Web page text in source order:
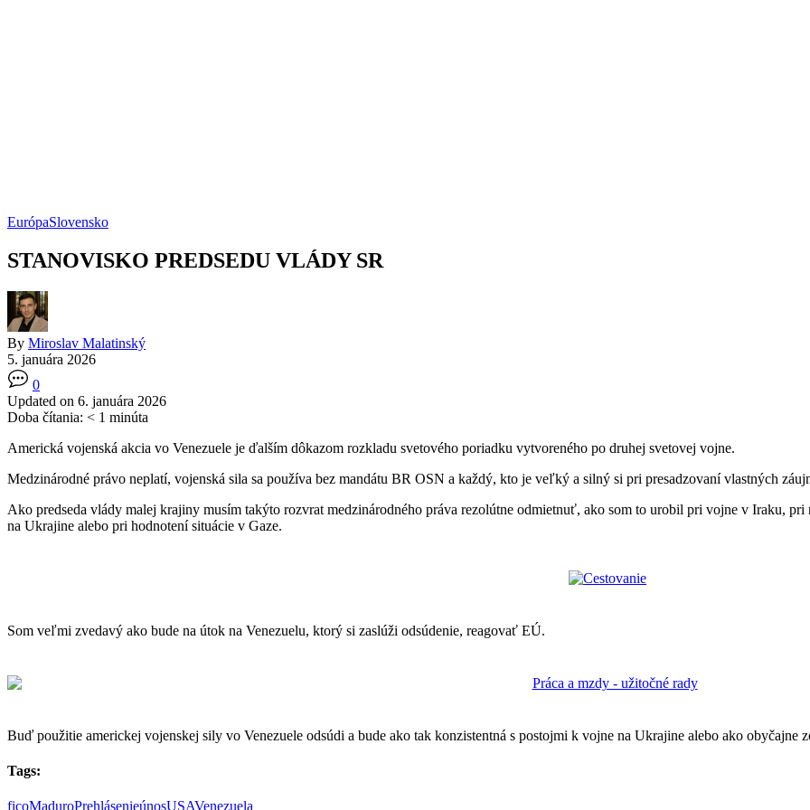
EurópaSlovensko
STANOVISKO PREDSEDU VLÁDY SR
By Miroslav Malatinský
5. januára 2026
0
Updated on 6. januára 2026
Doba čítania: < 1 minúta
Americká vojenská akcia vo Venezuele je ďalším dôkazom rozkladu svetového poriadku vytvoreného po druhej svetovej vojne.
Medzinárodné právo neplatí, vojenská sila sa používa bez mandátu BR OSN a každý, kto je veľký a silný si pri presadzovaní vlastných
Ako predseda vlády malej krajiny musím takýto rozvrat medzinárodného práva rezolútne odmietnuť, ako som to urobil pri vojne v Iraku,
na Ukrajine alebo pri hodnotení situácie v Gaze.
Som veľmi zvedavý ako bude na útok na Venezuelu, ktorý si zaslúži odsúdenie, reagovať EÚ.
Buď použitie americkej vojenskej sily vo Venezuele odsúdi a bude ako tak konzistentná s postojmi k vojne na Ukrajine alebo ako obyčajne
Tags:
ficoMaduroPrehlásenieúnosUSAVenezuela